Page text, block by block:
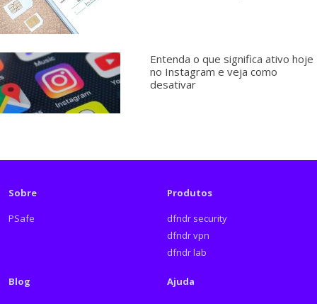
Entenda o que significa ativo hoje
no Instagram e veja como
desativar
Sobre
PSafe
Produtos
dfndr security
dfndr vpn
dfndr lab
Blog Ajuda